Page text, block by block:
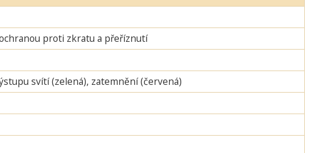
proti zkratu a přeříznutí
svítí (zelená), zatemnění (červená)